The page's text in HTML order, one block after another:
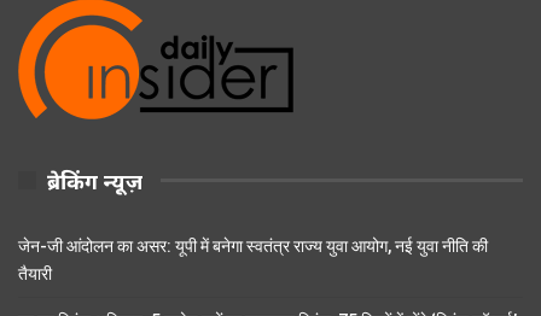
ब्रेकिंग न्यूज़
जेन-जी आंदोलन का असर: यूपी में बनेगा स्वतंत्र राज्य युवा आयोग, नई युवा नीति की
तैयारी